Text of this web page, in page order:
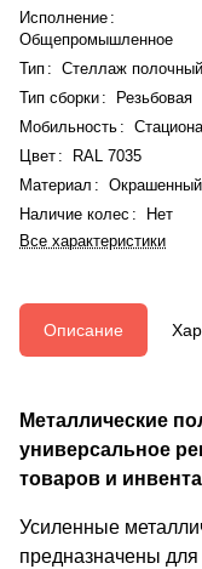
Исполнение :
Общепромышленное
Тип : Стеллаж полочный
Тип сборки:
Резьбовая
Мобильность :
Цвет :
RAL 7035
Материал :
Наличие колес :
Нет
Все характеристики
Описание
Металлические
универсальное
товаров и
Усиленные
предназначены